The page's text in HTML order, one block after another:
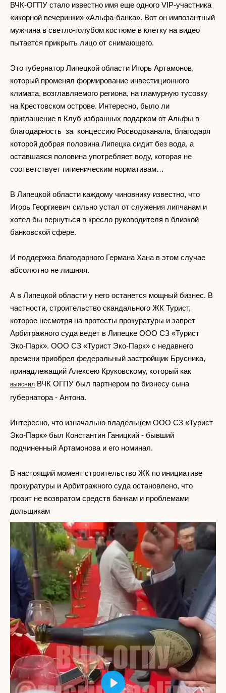
ВЧК-ОГПУ стало известно имя еще одного VIP-участника
«икорной вечеринки» «Альфа-банка». Вот он импозантный
мужчина в светло-голубом костюме в клетку на видео
пытается прикрыть лицо от снимающего.
Это губернатор Липецкой области Игорь Артамонов,
который променял формирование инвестиционного
климата, возглавляемого региона, на гламурную тусовку
на Крестовском острове. Интересно, было ли
приглашение в Клуб избранных подарком от Альфы в
благодарность за концессию Росводоканала, благодаря
которой добрая половина Липецка сидит без вода, а
оставшаяся половина употребляет воду, которая не
соответствует гигиеническим нормативам…
В Липецкой области каждому чиновнику известно, что
Игорь Георгиевич сильно устал от служения липчанам и
хотел бы вернуться в кресло руководителя в близкой
банковской сфере.
И поддержка благодарного Германа Хана в этом случае
абсолютно не лишняя.
А в Липецкой области у него останется мощный бизнес. В
частности, строительство скандального ЖК Турист,
которое несмотря на протесты прокуратуры и запрет
Арбитражного суда ведет в Липецке ООО СЗ «Турист
Эко-Парк». ООО СЗ «Турист Эко-Парк» с недавнего
времени приобрел федеральный застройщик Брусника,
принадлежащий Алексею Круковскому, который как
выяснил ВЧК ОГПУ был партнером по бизнесу сына
губернатора - Антона.
Интересно, что изначально владельцем ООО СЗ «Турист
Эко-Парк» был Константин Ганицкий - бывший
подчиненный Артамонова и его номинал.
В настоящий момент строительство ЖК по инициативе
прокуратуры и Арбитражного суда остановлено, что
грозит не возвратом средств банкам и проблемами
дольщикам